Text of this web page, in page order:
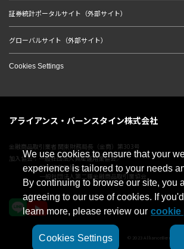
証券統計ポータルサイト（外部サイト）
グローバルサイト（外部サイト）
Cookies Settings
アライアンス・バーンスタイン株式会社
金融商品取引業者 関東財務局長（金商）第303号
加入協会：一般社団法人資産運用業協会／
日本証券業協会／
一般社団法人第二種金融商品取引業協会
© 2023 AllianceBernstein
We use cookies to ensure that your
experience is tailored to your needs
By continuing to browse our site, you
agreeing to our use of cookies. If
learn more, please review our cookie
Cookies Settings